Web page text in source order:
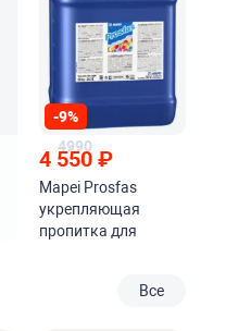
-9%
4990
4 550 ₽
Mapei Prosfas
укрепляющая
пропитка для
Все